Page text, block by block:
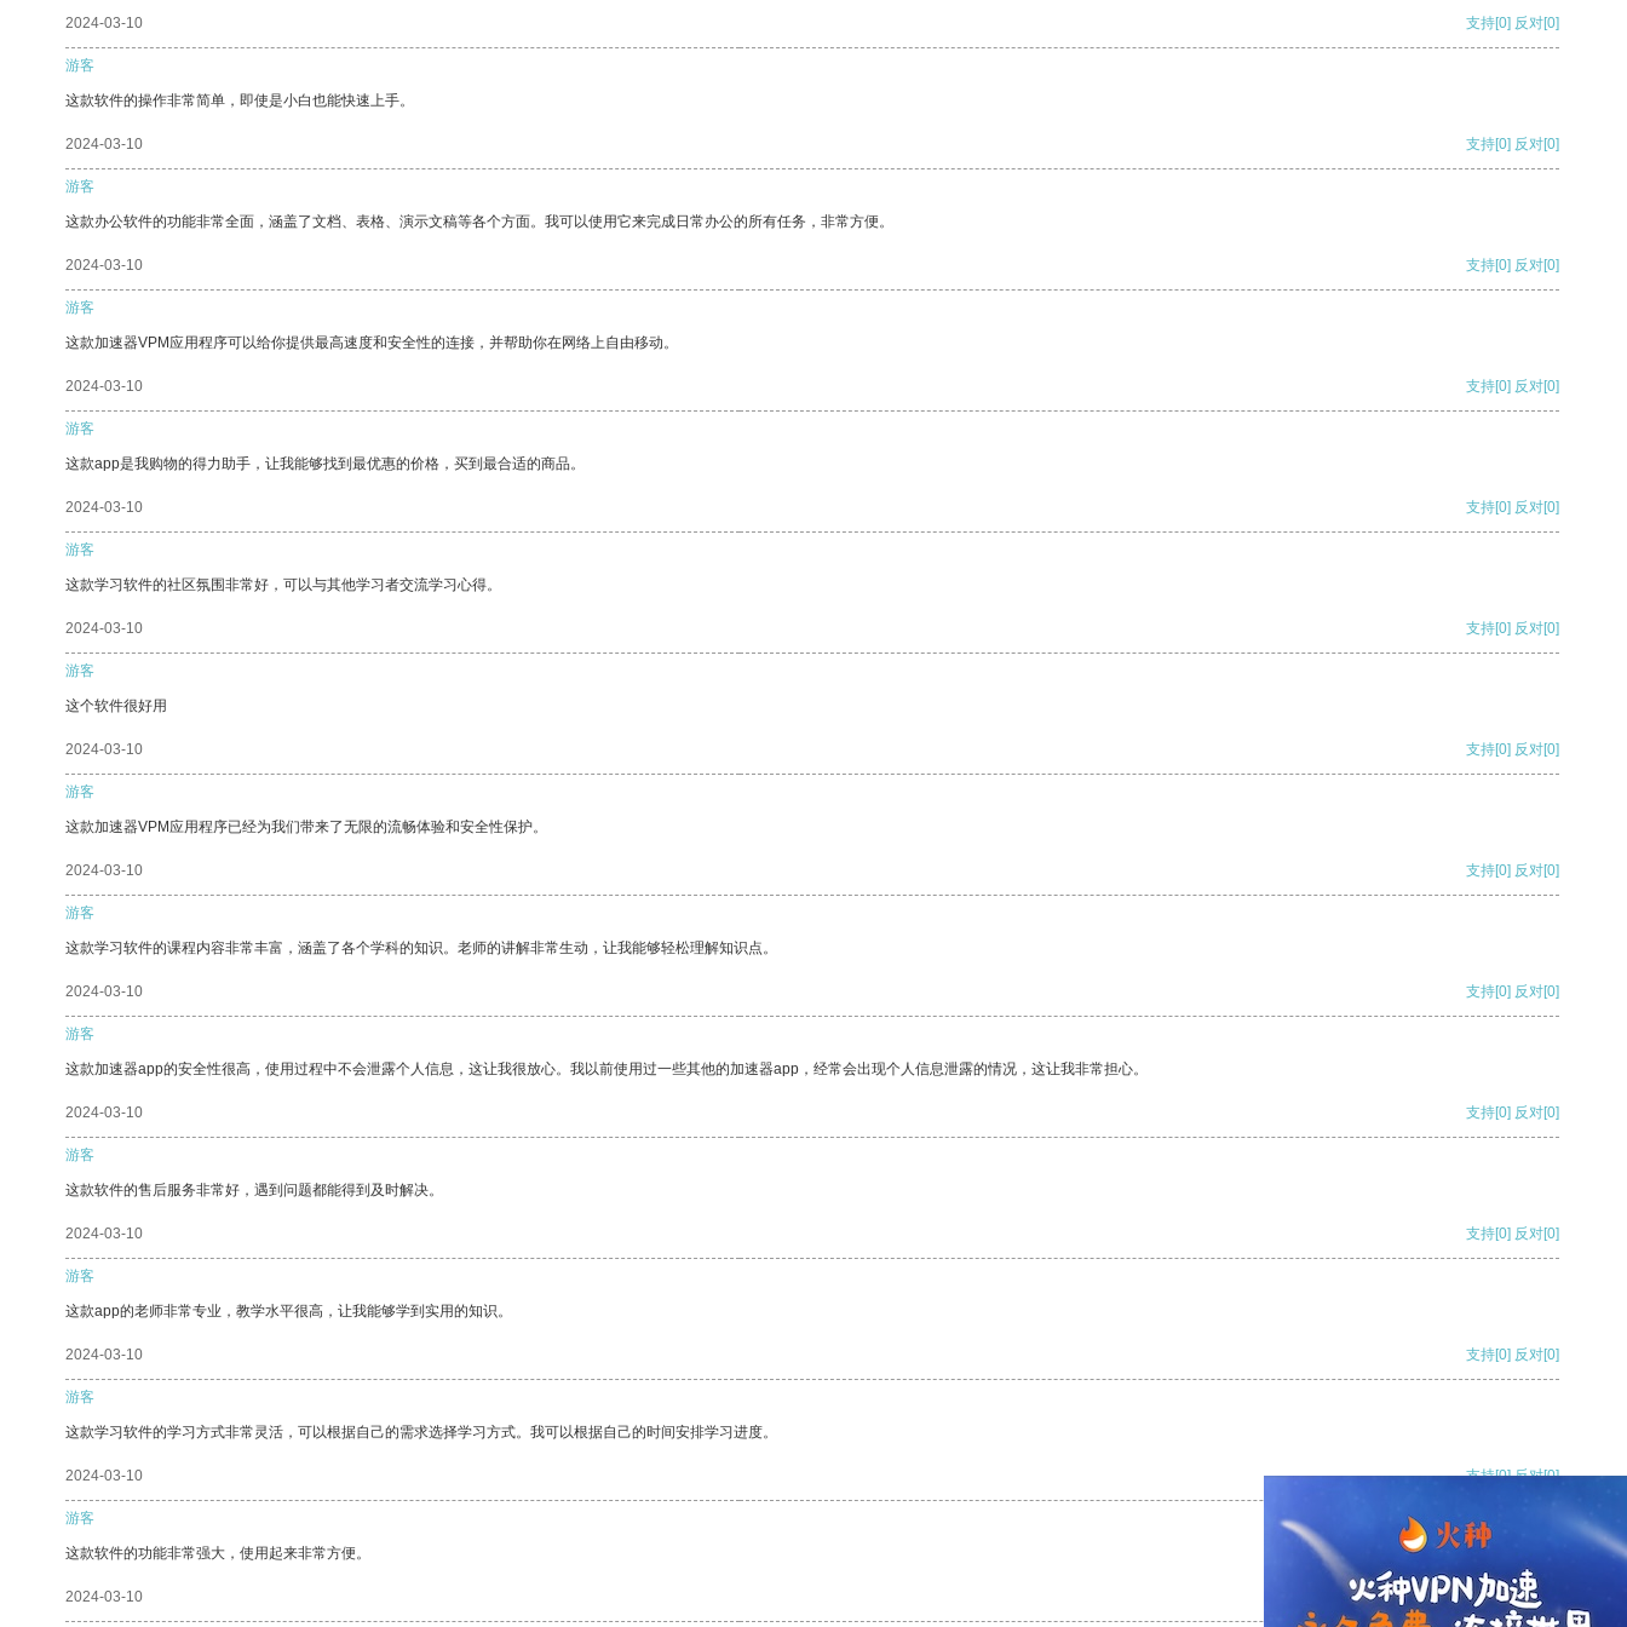
2024-03-10 支持[0] 反对[0]
游客
这款软件的操作非常简单，即使是小白也能快速上手。
2024-03-10 支持[0] 反对[0]
游客
这款办公软件的功能非常全面，涵盖了文档、表格、演示文稿等各个方面。我可以使用它来完成日常办公的所有任务，非常方便。
2024-03-10 支持[0] 反对[0]
游客
这款加速器VPM应用程序可以给你提供最高速度和安全性的连接，并帮助你在网络上自由移动。
2024-03-10 支持[0] 反对[0]
游客
这款app是我购物的得力助手，让我能够找到最优惠的价格，买到最合适的商品。
2024-03-10 支持[0] 反对[0]
游客
这款学习软件的社区氛围非常好，可以与其他学习者交流学习心得。
2024-03-10 支持[0] 反对[0]
游客
这个软件很好用
2024-03-10 支持[0] 反对[0]
游客
这款加速器VPM应用程序已经为我们带来了无限的流畅体验和安全性保护。
2024-03-10 支持[0] 反对[0]
游客
这款学习软件的课程内容非常丰富，涵盖了各个学科的知识。老师的讲解非常生动，让我能够轻松理解知识点。
2024-03-10 支持[0] 反对[0]
游客
这款加速器app的安全性很高，使用过程中不会泄露个人信息，这让我很放心。我以前使用过一些其他的加速器app，经常会出现个人信息泄露的情况，这让我非常担心。
2024-03-10 支持[0] 反对[0]
游客
这款软件的售后服务非常好，遇到问题都能得到及时解决。
2024-03-10 支持[0] 反对[0]
游客
这款app的老师非常专业，教学水平很高，让我能够学到实用的知识。
2024-03-10 支持[0] 反对[0]
游客
这款学习软件的学习方式非常灵活，可以根据自己的需求选择学习方式。我可以根据自己的时间安排学习进度。
2024-03-10 支持[0] 反对[0]
游客
这款软件的功能非常强大，使用起来非常方便。
2024-03-10 支持[0] 反对